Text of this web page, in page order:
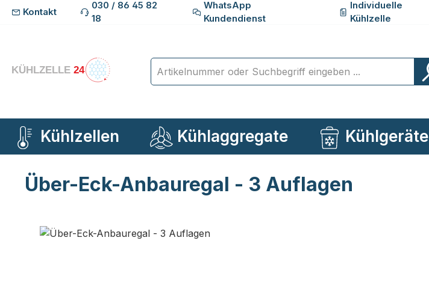
Hauptinhalt springen
Zur Suche springen
Zur Hauptnavigation springen
Kontakt
030 / 86 45 82
18
WhatsApp
Kundendienst
Individuelle
Kühlzelle
Kühlzellen Kühlaggregate Kühlgeräte
Über-Eck-Anbauregal - 3 Auflagen
Bildergalerie überspringen